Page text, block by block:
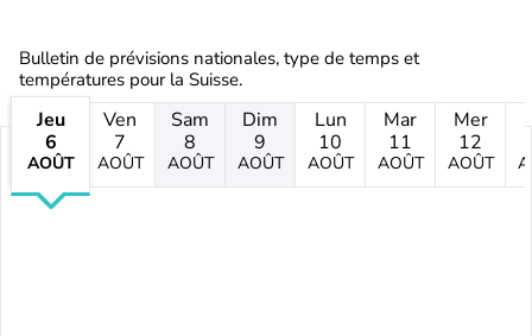
Bulletin de prévisions nationales, type de temps et
températures pour la Suisse.
Jeu
6
AOÛT
Ven
7
AOÛT
Sam
8
AOÛT
Dim
9
AOÛT
Lun
10
AOÛT
Mar
11
AOÛT
Mer
12
AOÛT